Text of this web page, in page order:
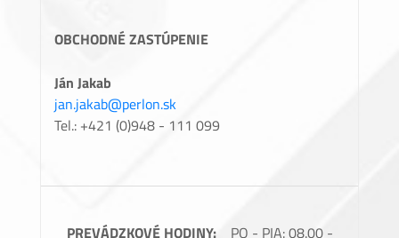
OBCHODNÉ ZASTÚPENIE
Ján Jakab
jan.jakab@perlon.sk
Tel.: +421 (0)948 - 111 099
PREVÁDZKOVÉ HODINY: PO - PIA: 08.00 -